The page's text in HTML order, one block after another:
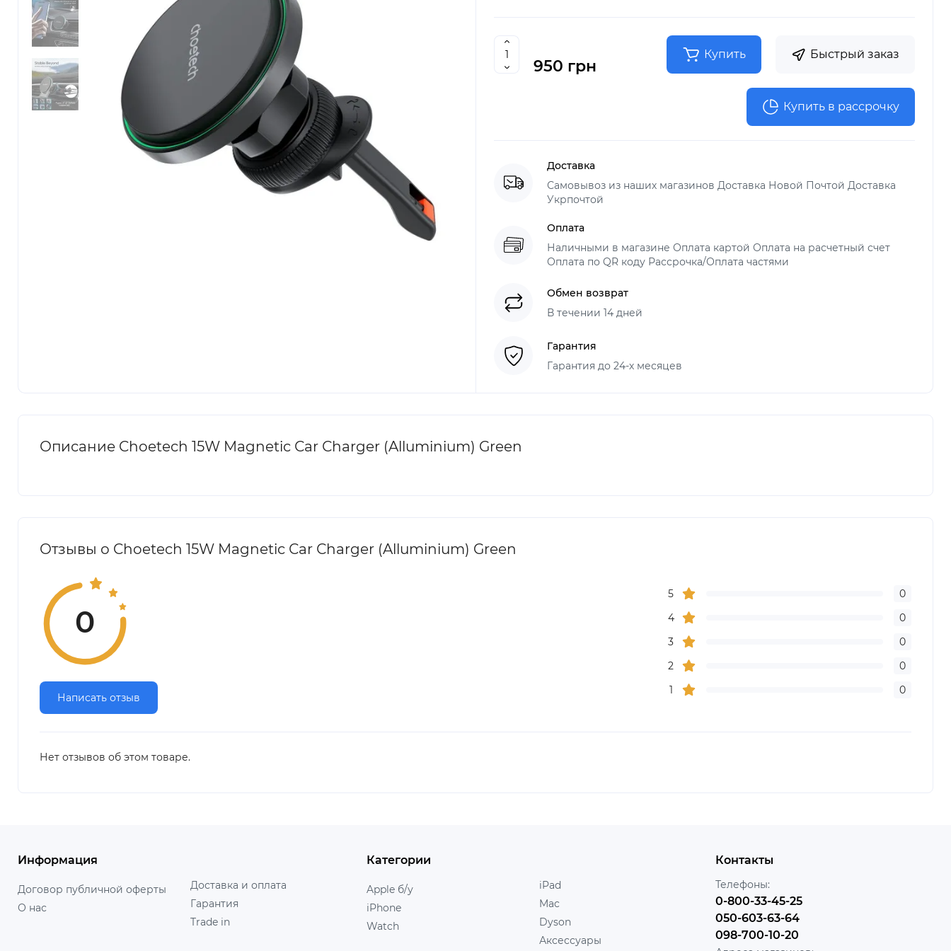
950 грн
Купить Быстрый заказ
Купить в рассрочку
Доставка
Самовывоз из наших магазинов Доставка Новой Почтой Доставка
Укрпочтой
Оплата
Наличными в магазине Оплата картой Оплата на расчетный счет
Оплата по QR коду Рассрочка/Оплата частями
Обмен возврат
В течении 14 дней
Гарантия
Гарантия до 24-х месяцев
Описание Choetech 15W Magnetic Сar Сharger (Alluminium) Green
Отзывы о Choetech 15W Magnetic Сar Сharger (Alluminium) Green
0
Написать отзыв
5
0
4
0
3
0
2
0
1
0
Нет отзывов об этом товаре.
Информация
Договор публичной оферты
О нас
Доставка и оплата
Гарантия
Trade in
Категории
Apple б/у
iPhone
Watch
iPad
Mac
Dyson
Аксессуары
Контакты
Телефоны:
0-800-33-45-25
050-603-63-64
098-700-10-20